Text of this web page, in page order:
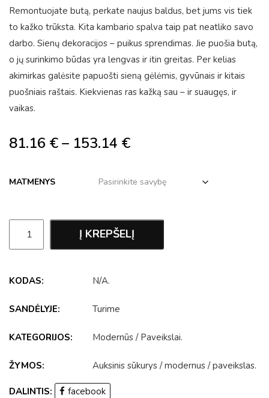
Remontuojate butą, perkate naujus baldus, bet jums vis tiek
to kažko trūksta. Kita kambario spalva taip pat neatliko savo
darbo. Sienų dekoracijos – puikus sprendimas. Jie puošia butą,
o jų surinkimo būdas yra lengvas ir itin greitas. Per kelias
akimirkas galėsite papuošti sieną gėlėmis, gyvūnais ir kitais
puošniais raštais. Kiekvienas ras kažką sau – ir suaugęs, ir
vaikas.
81.16 €– 153.14 €
MATMENYS
Į KREPŠELĮ
KODAS: N/A.
SANDĖLYJE: Turime
KATEGORIJOS: Modernūs / Paveikslai.
ŽYMOS: Auksinis sūkurys /modernus /paveikslas.
DALINTIS: facebook